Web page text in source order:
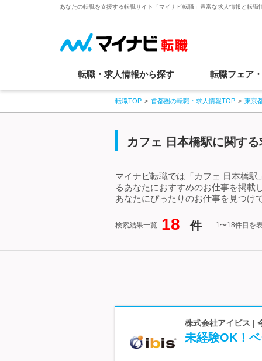
あなたの転職を支援する転職サイト「マイナビ転職」豊富な求人情報と転
転職・求人情報から探す 転職フェア
転職TOP 首都圏の転職・求人情報TOP 東京
カフェ 日本橋駅に関す
マイナビ転職では「カフェ 日本橋
るあなたにおすすめのお仕事を掲載
あなたにぴったりのお仕事を見つけ
検索結果一覧 18 件 1〜18件目を
株式会社アイビス |
未経験OK！